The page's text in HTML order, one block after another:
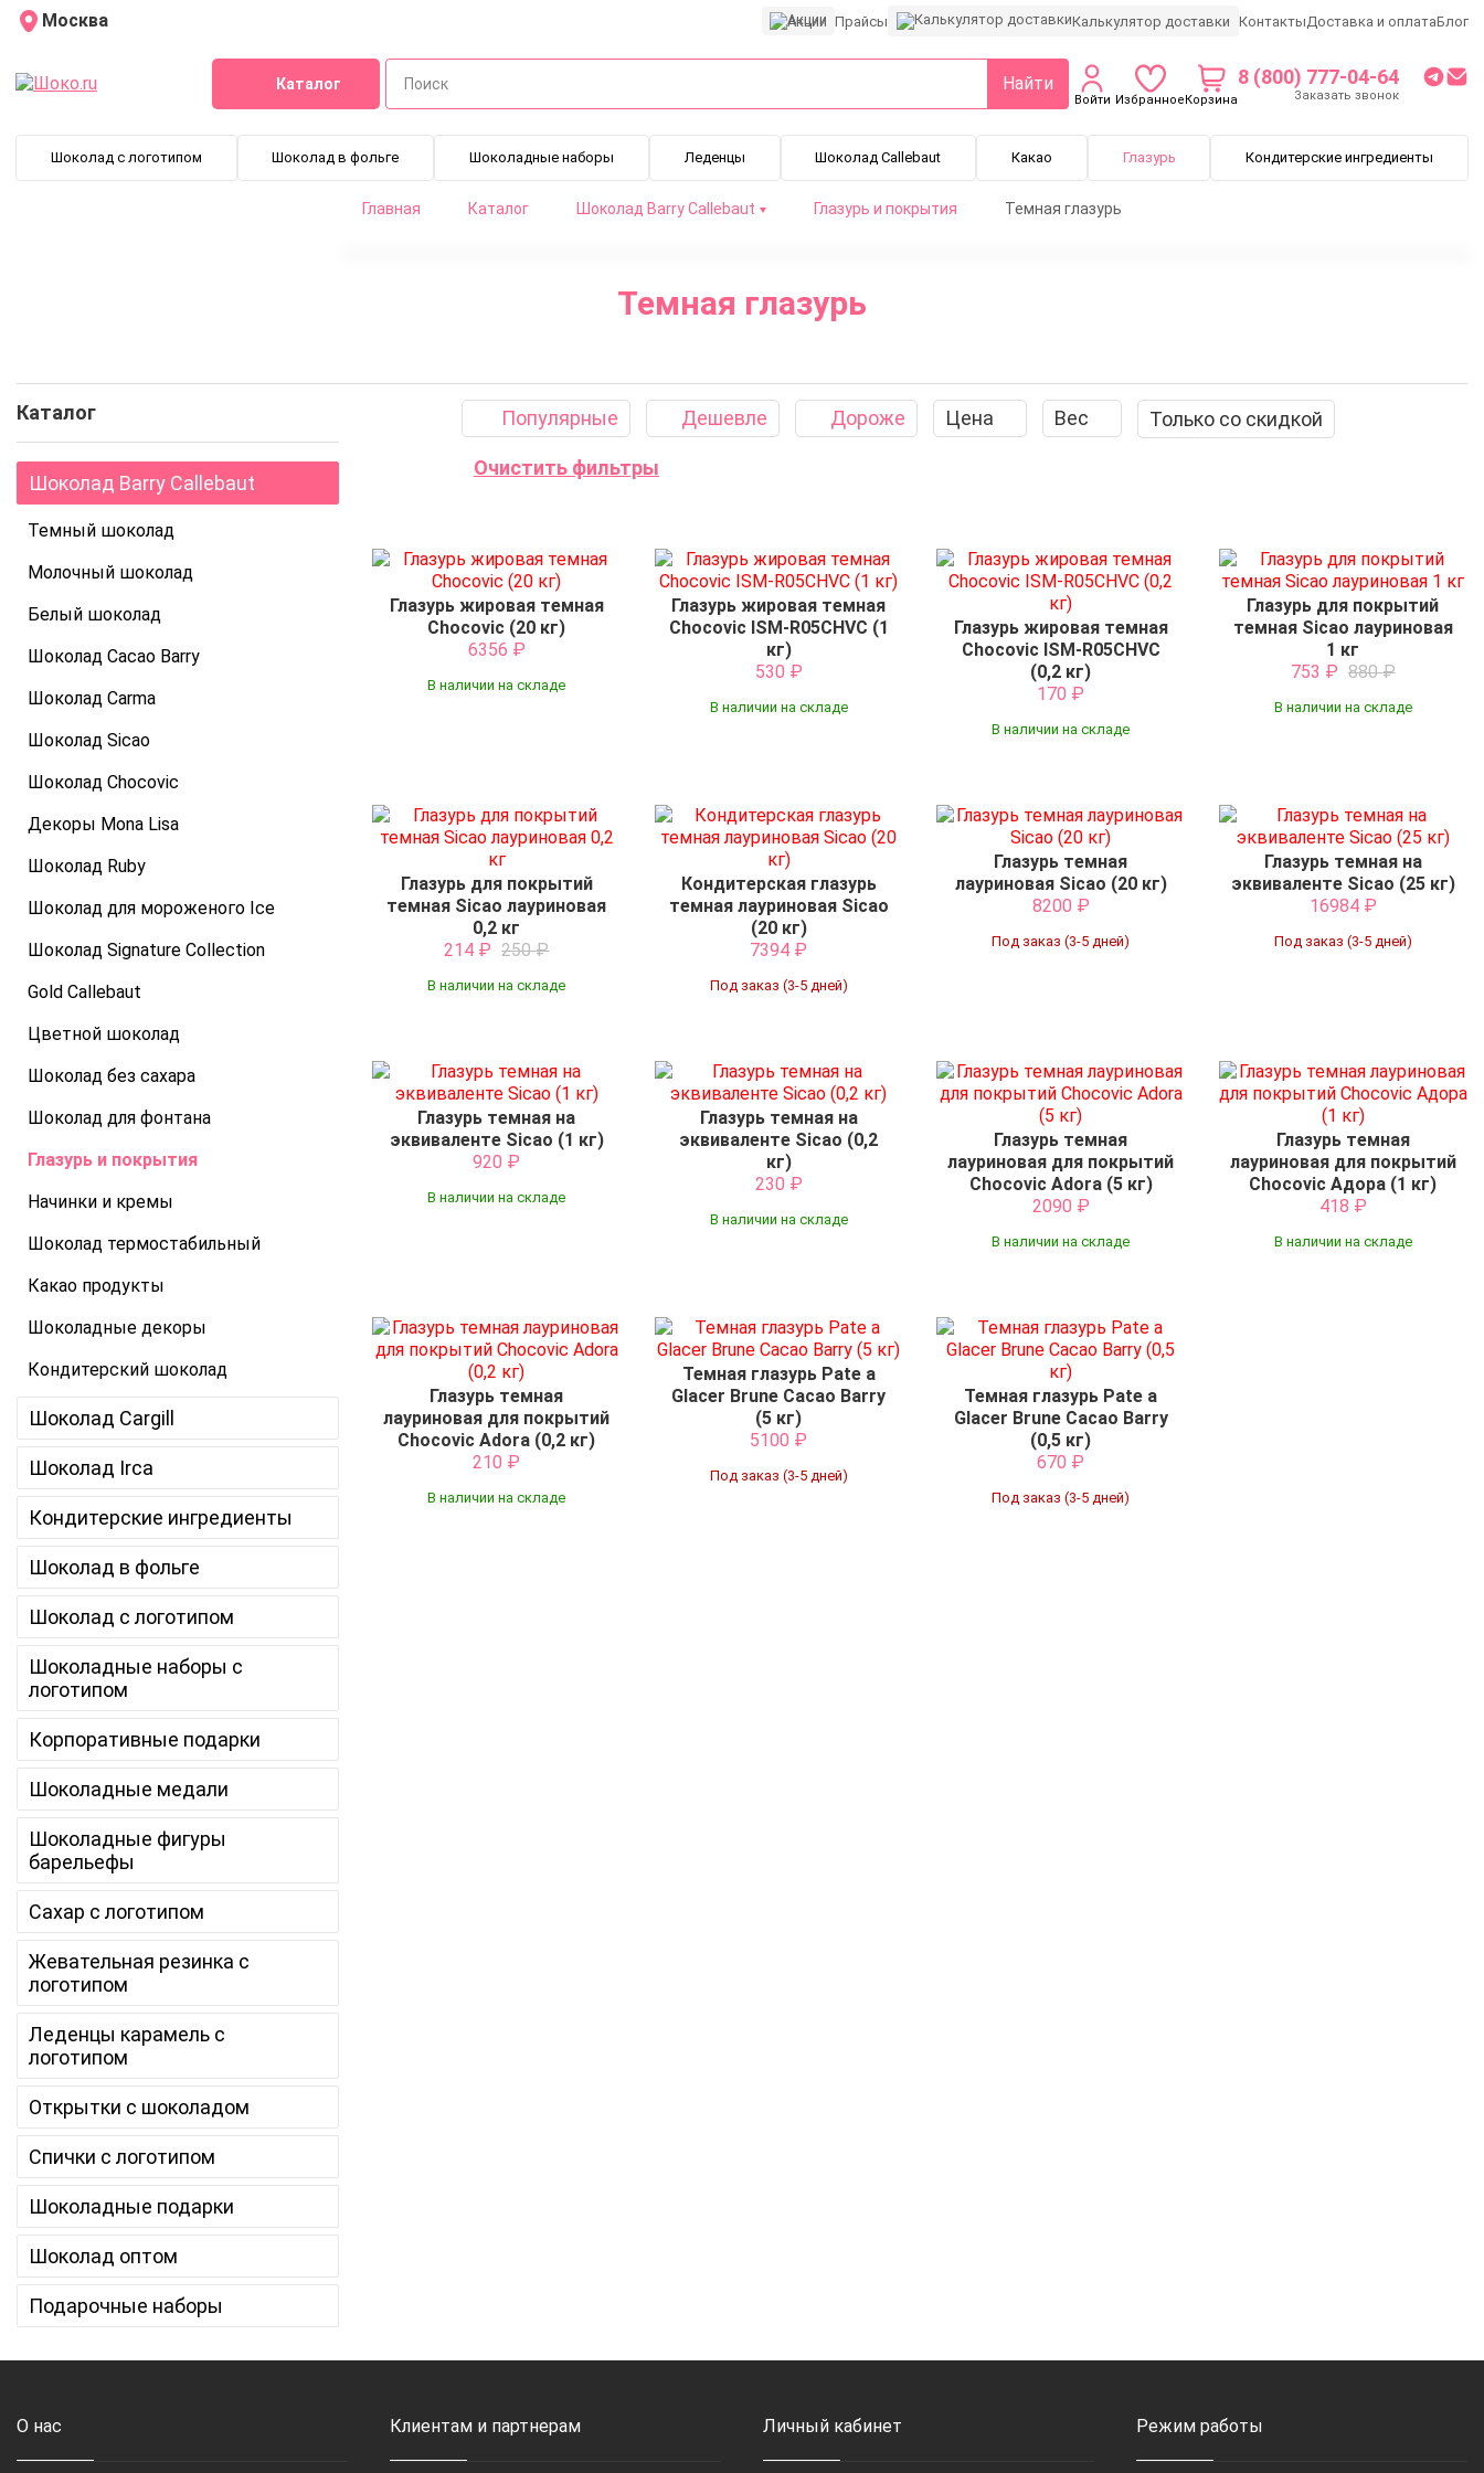
Москва Акции Прайсы Калькулятор доставки КонтактыДоставка и оплатаБлог
Каталог Найти
Войти ИзбранноеКорзина
8 (800) 777-04-64
Заказать звонок
Шоколад с логотипом Шоколад в фольге Шоколадные наборы Леденцы Шоколад Callebaut Какао Глазурь Кондитерские ингредиенты
Главная Каталог Шоколад Barry Callebaut Глазурь и покрытия Темная глазурь
Темная глазурь
Каталог
Шоколад Barry Callebaut
Темный шоколад
Молочный шоколад
Белый шоколад
Шоколад Cacao Barry
Шоколад Carma
Шоколад Sicao
Шоколад Chocovic
Декоры Mona Lisa
Шоколад Ruby
Шоколад для мороженого Ice
Шоколад Signature Collection
Gold Callebaut
Цветной шоколад
Шоколад без сахара
Шоколад для фонтана
Глазурь и покрытия
Начинки и кремы
Шоколад термостабильный
Какао продукты
Шоколадные декоры
Кондитерский шоколад
Шоколад Cargill
Шоколад Irca
Кондитерские ингредиенты
Шоколад в фольге
Шоколад с логотипом
Шоколадные наборы с
логотипом
Корпоративные подарки
Шоколадные медали
Шоколадные фигуры
барельефы
Сахар с логотипом
Жевательная резинка с
логотипом
Леденцы карамель с
логотипом
Открытки с шоколадом
Спички с логотипом
Шоколадные подарки
Шоколад оптом
Подарочные наборы
Популярные Дешевле Дороже Цена Вес Только со скидкой
Очистить фильтры
Глазурь жировая темная
Chocovic (20 кг)
6356 ₽
В наличии на складе
Глазурь жировая темная
Chocovic ISM-R05CHVC (1
кг)
530 ₽
В наличии на складе
Глазурь жировая темная
Chocovic ISM-R05CHVC
(0,2 кг)
170 ₽
В наличии на складе
Глазурь для покрытий
темная Sicao лауриновая
1 кг
753 ₽ 880₽
В наличии на складе
Глазурь для покрытий
темная Sicao лауриновая
0,2 кг
214 ₽ 250₽
В наличии на складе
Кондитерская глазурь
темная лауриновая Sicao
(20 кг)
7394 ₽
Под заказ (3-5 дней)
Глазурь темная
лауриновая Sicao (20 кг)
8200 ₽
Под заказ (3-5 дней)
Глазурь темная на
эквиваленте Sicao (25 кг)
16984 ₽
Под заказ (3-5 дней)
Глазурь темная на
эквиваленте Sicao (1 кг)
920 ₽
В наличии на складе
Глазурь темная на
эквиваленте Sicao (0,2
кг)
230 ₽
В наличии на складе
Глазурь темная
лауриновая для покрытий
Chocovic Adora (5 кг)
2090 ₽
В наличии на складе
Глазурь темная
лауриновая для покрытий
Chocovic Адора (1 кг)
418 ₽
В наличии на складе
Глазурь темная
лауриновая для покрытий
Chocovic Adora (0,2 кг)
210 ₽
В наличии на складе
Темная глазурь Pate a
Glacer Brune Cacao Barry
(5 кг)
5100 ₽
Под заказ (3-5 дней)
Темная глазурь Pate a
Glacer Brune Cacao Barry
(0,5 кг)
670 ₽
Под заказ (3-5 дней)
О нас Клиентам и партнерам Личный кабинет Режим работы